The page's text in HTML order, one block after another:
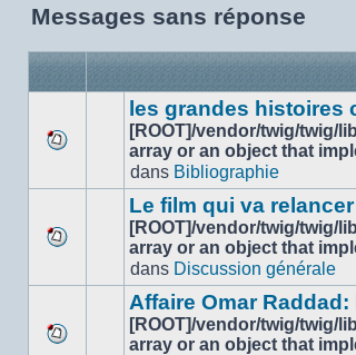
Messages sans réponse
nouveau
message
les grandes histoires
[ROOT]/vendor/twig/twig/
array or an object that
dans Bibliographie
nouveau
message
Le film qui va
[ROOT]/vendor/twig/twig/
array or an object that
dans Discussion générale
Affaire Omar
[ROOT]/vendor/twig/twig/
array or an object that